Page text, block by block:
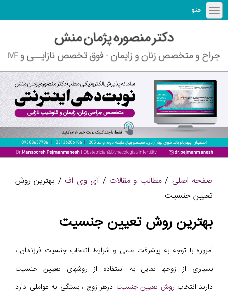
منو
صفحه اصلی /مطالب و مقالات / آی وی اف / بهترین روش
تعیین جنسیت
بهترین روش تعیین جنسیت
امروزه با توجه به پیشرفت علمی و شرایط انتخاب جنسیت فرزندان ،
بسیاری از زوجها تمایل به استفاده از روشهای تعیین جنسیت
دارند.انتخاب روش تعیین جنسیت درهر زوج ، بستگی به عواملی دارد